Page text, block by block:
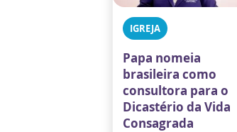
IGREJA
Papa nomeia
brasileira como
consultora para o
Dicastério da Vida
Consagrada